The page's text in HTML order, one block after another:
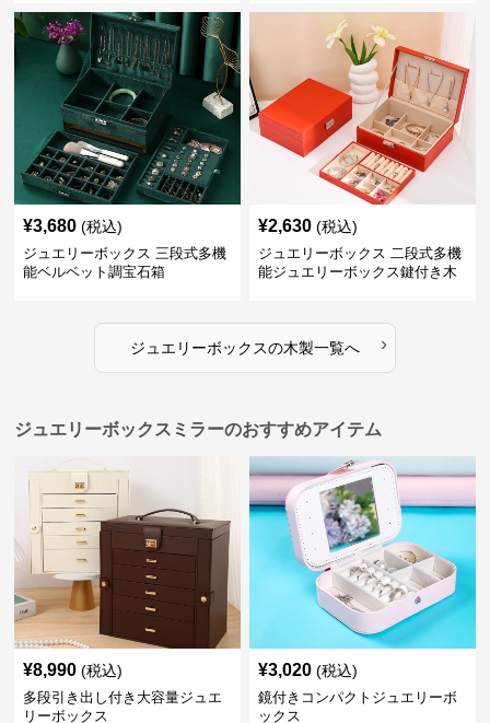
¥3,680 (税込)
ジュエリーボックス 三段式多機
能ベルベット調宝石箱
¥2,630 (税込)
ジュエリーボックス 二段式多機
能ジュエリーボックス鍵付き木
ジュエリーボックスの木製一覧へ ›
ジュエリーボックスミラーのおすすめアイテム
¥8,990 (税込)
多段引き出し付き大容量ジュエ
リーボックス
¥3,020 (税込)
鏡付きコンパクトジュエリーボ
ックス